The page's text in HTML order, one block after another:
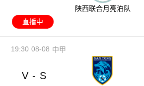
陕西联合月亮泊队
直播中
08-08
19:30 中甲
V - S